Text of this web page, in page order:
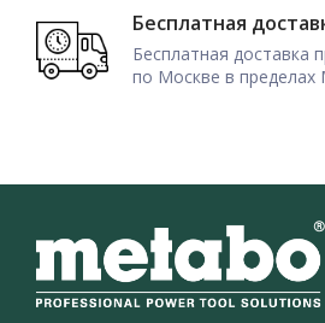
Бесплатная
Бесплатная доставка
по Москве в